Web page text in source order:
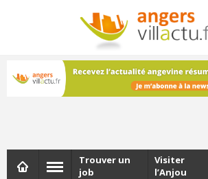
NEWSLETTER
Les dernières actualités d'Angers,
votre boîte e-mail
Trouver un
job
Visiter
l’Anjou